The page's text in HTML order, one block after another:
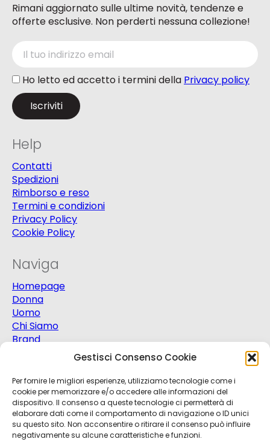
Gestisci Consenso Cookie
Per fornire le migliori esperienze, utilizziamo tecnologie come i
cookie per memorizzare e/o accedere alle informazioni del
dispositivo. Il consenso a queste tecnologie ci permetterà di
elaborare dati come il comportamento di navigazione o ID unici
su questo sito. Non acconsentire o ritirare il consenso può influire
negativamente su alcune caratteristiche e funzioni.
Rimani aggiornato sulle ultime novità, tendenze e
offerte esclusive. Non perderti nessuna collezione!
Ho letto ed accetto i termini della Privacy policy
Help
Contatti
Spedizioni
Rimborso e reso
Termini e condizioni
Privacy Policy
Cookie Policy
Naviga
Homepage
Donna
Uomo
Chi Siamo
Brand
Contatti